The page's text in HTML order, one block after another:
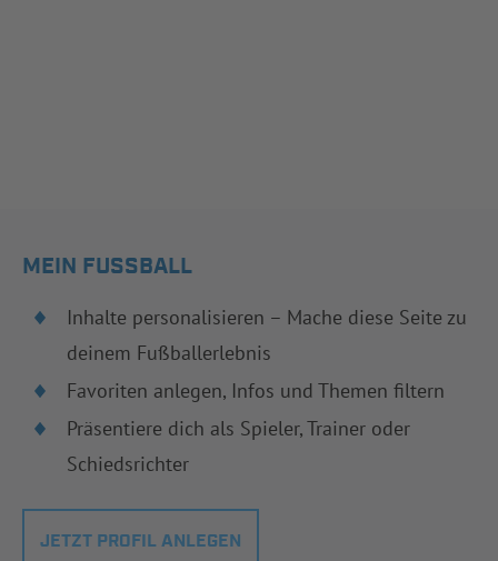
MEIN FUSSBALL
Inhalte personalisieren – Mache diese Seite zu
deinem Fußballerlebnis
Favoriten anlegen, Infos und Themen filtern
Präsentiere dich als Spieler, Trainer oder
Schiedsrichter
JETZT PROFIL ANLEGEN